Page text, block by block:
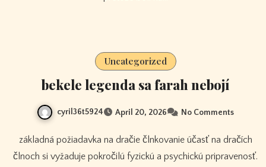
Uncategorized
bekele legenda sa farah nebojí
cyril36t5924 April 20, 2026 No Comments
základná požiadavka na dračie člnkovanie účasť na dračích
člnoch si vyžaduje pokročilú fyzickú a psychickú pripravenosť.